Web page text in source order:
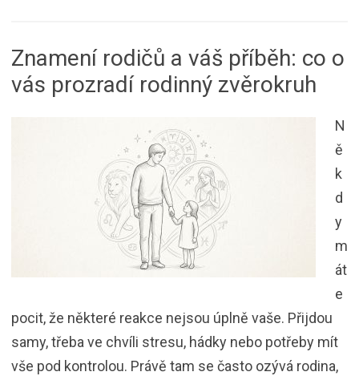
Znamení rodičů a váš příběh: co o
vás prozradí rodinný zvěrokruh
N
ě
k
d
y
m
át
e
pocit, že některé reakce nejsou úplně vaše. Přijdou
samy, třeba ve chvíli stresu, hádky nebo potřeby mít
vše pod kontrolou. Právě tam se často ozývá rodina,